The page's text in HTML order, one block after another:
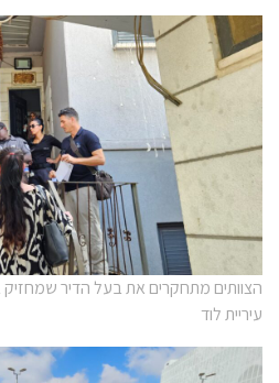
הצוותים מתחקרים את בעל הדיר שמחזיק
עיריית לוד